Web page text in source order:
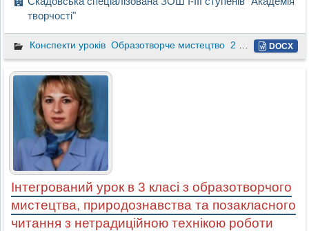
творчості"
Конспекти уроків Образотворче мистецтво 2 клас DOCX
Інтегрований урок в 3 класі з образотворчого
мистецтва, природознавства та позакласного
читання з нетрадиційною технікою роботи